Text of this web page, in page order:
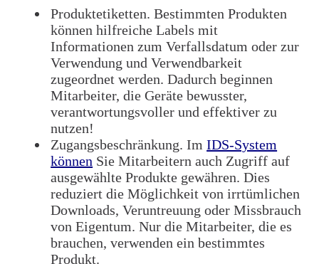
Produktetiketten.Bestimmten Produkten
können hilfreiche Labels mit
Informationen zum Verfallsdatum oder zur
Verwendung und Verwendbarkeit
zugeordnet werden.Dadurch beginnen
Mitarbeiter, die Geräte bewusster,
verantwortungsvoller und effektiver zu
nutzen!
Zugangsbeschränkung.ImIDS-System
können Sie Mitarbeitern auch Zugriff auf
ausgewählte Produkte gewähren.Dies
reduziert die Möglichkeit von irrtümlichen
Downloads, Veruntreuung oder Missbrauch
von Eigentum.Nur die Mitarbeiter, die es
brauchen, verwenden ein bestimmtes
Produkt.